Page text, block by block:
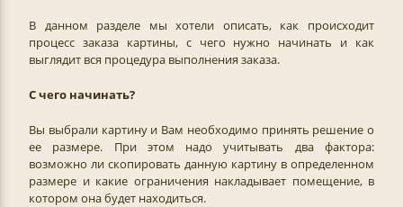
В данном разделе мы хотели описать, как происходит
процесс заказа картины, с чего нужно начинать и как
выглядит вся процедура выполнения заказа.
С чего начинать?
Вы выбрали картину и Вам необходимо принять решение о
ее размере. При этом надо учитывать два фактора:
возможно ли скопировать данную картину в определенном
размере и какие ограничения накладывает помещение, в
котором она будет находиться.